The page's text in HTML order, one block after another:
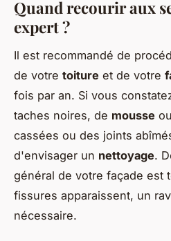
Quand recourir aux
expert ?
Il est recommandé de
de votre toiture et de votre
fois par an. Si vous
taches noires, de mousse
cassées ou des joints
d'envisager un nettoyage.
général de votre façade est
fissures apparaissent, un
nécessaire.